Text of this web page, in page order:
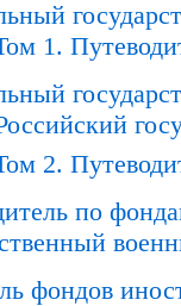
1.
2.
по
фондов